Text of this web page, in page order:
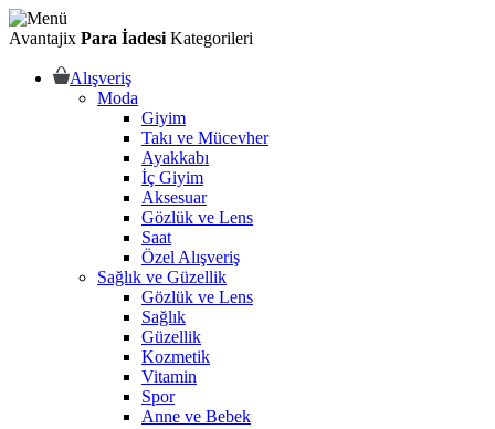
Avantajix Para İadesi Kategorileri
Alışveriş
Moda
Giyim
Takı ve Mücevher
Ayakkabı
İç Giyim
Aksesuar
Gözlük ve Lens
Saat
Özel Alışveriş
Sağlık ve Güzellik
Gözlük ve Lens
Sağlık
Güzellik
Kozmetik
Vitamin
Spor
Anne ve Bebek